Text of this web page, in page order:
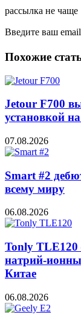
рассылка не чаще
Введите ваш email
Похожие
Jetour F700
установкой
07.08.2026
Smart #2
всему миру
06.08.2026
Tonly
натрий-
Китае
06.08.2026